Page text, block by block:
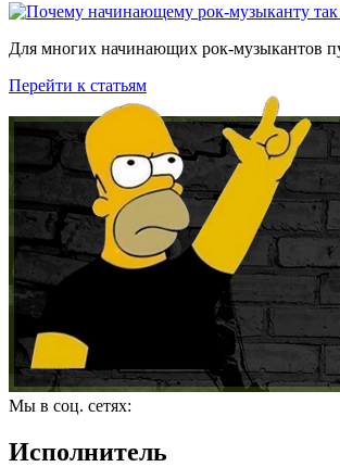
Для многих начинающих рок-музыкантов
Перейти к статьям
Мы в соц. сетях:
Исполнитель